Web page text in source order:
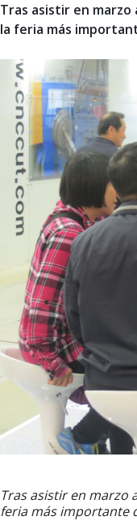
Tras asistir en
la feria más
Tras asistir en marzo
feria más importante